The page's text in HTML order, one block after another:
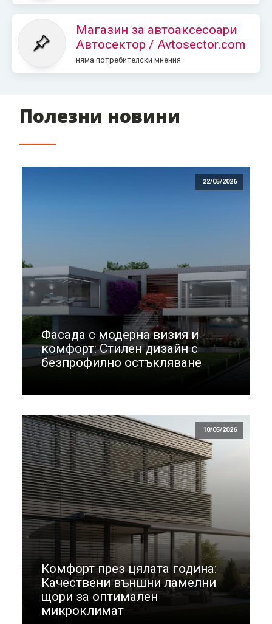
Магазин за автоаксесоари
Автосектор / Avtosector.com
няма потребителски мнения
Полезни новини
22/05/2026
Фасада с модерна визия и
комфорт: Стилен дизайн с
безпрофилно остъкляване
10/05/2026
Комфорт през цялата година:
Качествени външни ламелни
щори за оптимален
микроклимат